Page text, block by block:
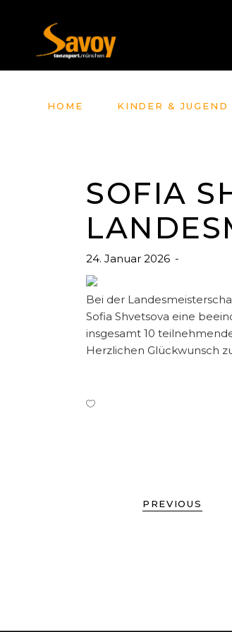
HOME KINDER & JUGEND
SOFIA
24. Januar 2026
Bei der
Sofia Shvetsova eine
insgesamt 10
Herzlichen Glückwunsch
PREVIOUS